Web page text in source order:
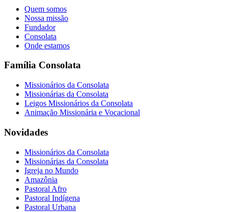
Quem somos
Nossa missão
Fundador
Consolata
Onde estamos
Família Consolata
Missionários da Consolata
Missionárias da Consolata
Leigos Missionários da Consolata
Animação Missionária e Vocacional
Novidades
Missionários da Consolata
Missionárias da Consolata
Igreja no Mundo
Amazônia
Pastoral Afro
Pastoral Indígena
Pastoral Urbana